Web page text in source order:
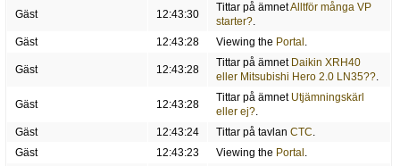
Gäst 12:43:30
Tittar på ämnetAlltför många VP
starter?.
Gäst
12:43:28 Viewing the Portal .
Gäst 12:43:28
Tittar på ämnet Daikin XRH40
eller Mitsubishi Hero 2.0 LN35??.
Gäst 12:43:28
Tittar på ämnet Utjämningskärl
eller ej?.
Gäst
12:43:24 Tittar på tavlan CTC.
Gäst
12:43:23 Viewing the Portal .